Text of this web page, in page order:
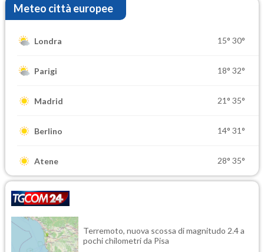
Meteo città europee
Londra 15° 30°
Parigi 18° 32°
Madrid 21° 35°
Berlino 14° 31°
Atene 28° 35°
Terremoto, nuova scossa di magnitudo 2.4 a
pochi chilometri da Pisa